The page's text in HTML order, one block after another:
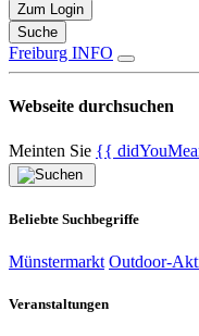
Zum Login
Suche
Freiburg INFO
Webseite durchsuchen
Meinten Sie {{
Beliebte Suchbegriffe
Münstermarkt Outdoor-
Veranstaltungen